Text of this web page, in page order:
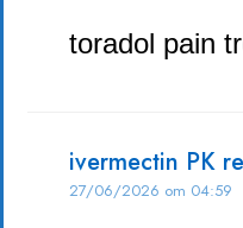
toradol pain
ivermectin PK
27/06/2026 om 04:59